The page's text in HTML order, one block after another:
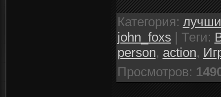
Категория:
john_foxs | Теги:
person, action,
Просмотров: